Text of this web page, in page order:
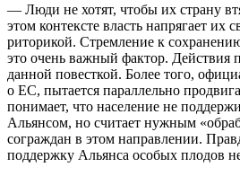
— Люди не хотят, чтобы их страну
этом контексте власть напрягает их
риторикой. Стремление к
это очень важный фактор. Действия
данной повесткой. Более того,
о ЕС, пытается параллельно
понимает, что население не
Альянсом, но считает нужным
сограждан в этом направлении.
поддержку Альянса особых плодов